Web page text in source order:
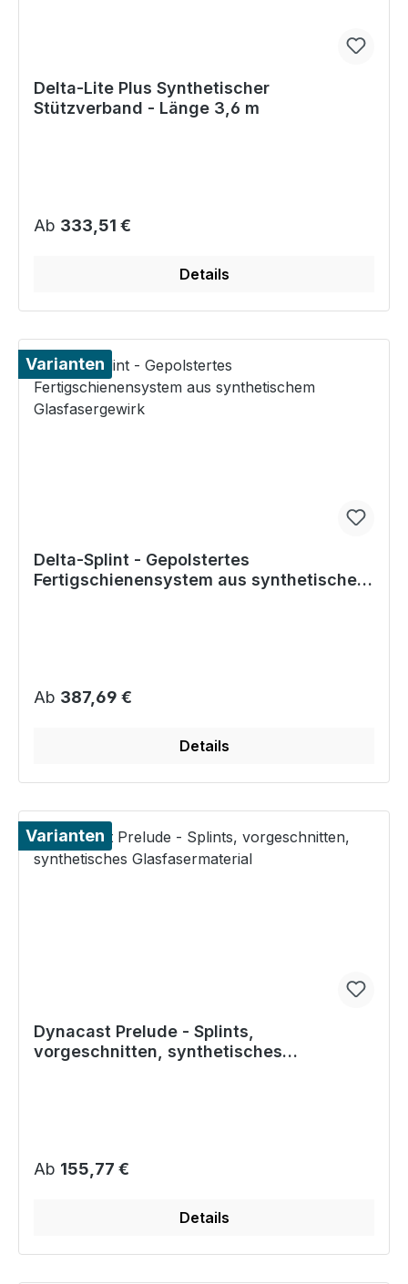
Delta-Lite Plus Synthetischer
Stützverband - Länge 3,6 m
Regulärer Preis:
Ab 333,51 €
Details
Varianten
Delta-Splint - Gepolstertes
Fertigschienensystem aus synthetischem
Regulärer Preis:
Ab 387,69 €
Details
Varianten
Dynacast Prelude - Splints,
vorgeschnitten, synthetisches
Regulärer Preis:
Ab 155,77 €
Details